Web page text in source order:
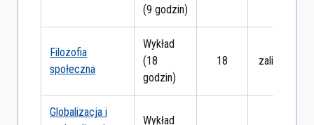
(9 godzin)
Filozofia
społeczna
Wykład
(18
godzin)
18 zaliczenie
Globalizacja i
Wykład